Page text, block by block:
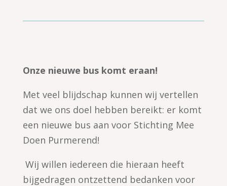
Onze nieuwe bus komt eraan!
Met veel blijdschap kunnen wij vertellen
dat we ons doel hebben bereikt: er komt
een nieuwe bus aan voor Stichting Mee
Doen Purmerend!
Wij willen iedereen die hieraan heeft
bijgedragen ontzettend bedanken voor